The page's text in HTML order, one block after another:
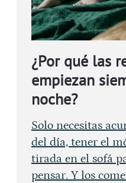
¿Por qué las
empiezan
noche?
Solo necesitas
del día, tener el
tirada en el sofá
pensar. Y los